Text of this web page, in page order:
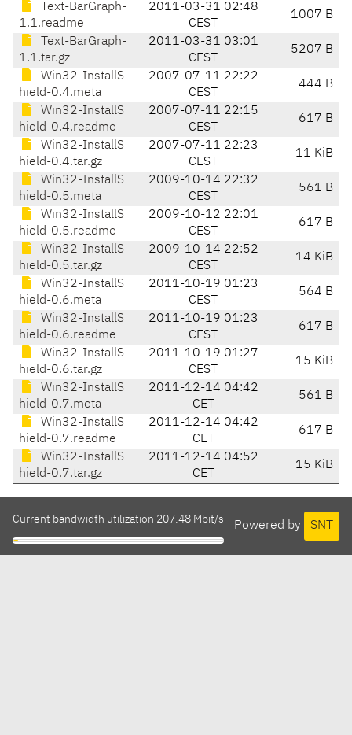
Text-BarGraph-
1.1.readme
2011-03-31 02:48
CEST
1007 B
Text-BarGraph-
1.1.tar.gz
2011-03-31 03:01
CEST
5207 B
Win32-InstallS
hield-0.4.meta
2007-07-11 22:22
CEST
444 B
Win32-InstallS
hield-0.4.readme
2007-07-11 22:15
CEST
617 B
Win32-InstallS
hield-0.4.tar.gz
2007-07-11 22:23
CEST
11 KiB
Win32-InstallS
hield-0.5.meta
2009-10-14 22:32
CEST
561 B
Win32-InstallS
hield-0.5.readme
2009-10-12 22:01
CEST
617 B
Win32-InstallS
hield-0.5.tar.gz
2009-10-14 22:52
CEST
14 KiB
Win32-InstallS
hield-0.6.meta
2011-10-19 01:23
CEST
564 B
Win32-InstallS
hield-0.6.readme
2011-10-19 01:23
CEST
617 B
Win32-InstallS
hield-0.6.tar.gz
2011-10-19 01:27
CEST
15 KiB
Win32-InstallS
hield-0.7.meta
2011-12-14 04:42
CET
561 B
Win32-InstallS
hield-0.7.readme
2011-12-14 04:42
CET
617 B
Win32-InstallS
hield-0.7.tar.gz
2011-12-14 04:52
CET
15 KiB
Powered by SNT
Current bandwidth utilization 207.48 Mbit/s